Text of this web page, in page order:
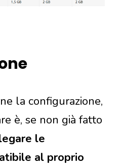
la configurazione,
è, se non già fatto
le
al proprio